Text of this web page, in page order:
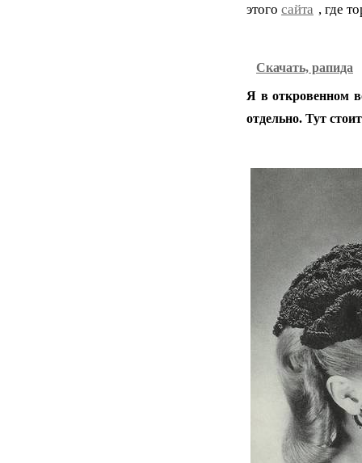
этого сайта , где
Скачать, рапида
Я в откровенном
отдельно. Тут